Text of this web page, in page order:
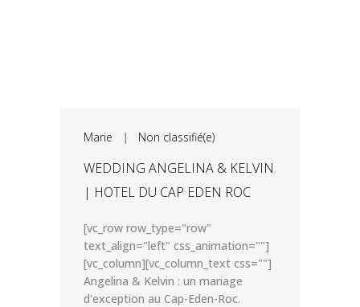
Marie | Non classifié(e)
WEDDING ANGELINA & KELVIN
| HOTEL DU CAP EDEN ROC
[vc_row row_type="row"
text_align="left" css_animation=""]
[vc_column][vc_column_text css=""]
Angelina & Kelvin : un mariage
d'exception au Cap-Eden-Roc.